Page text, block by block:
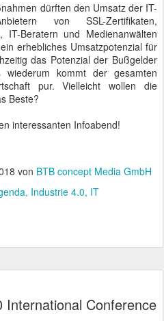
dürften den Umsatz der IT-
von SSL-Zertifikaten,
IT-Beratern und Medienanwälten
erhebliches Umsatzpotenzial für
das Potenzial der Bußgelder
kommt der gesamten
pur. Vielleicht wollen die
Beste?
interessanten Infoabend!
von BTB concept Media GmbH
Industrie 4.0 IT
International Conference